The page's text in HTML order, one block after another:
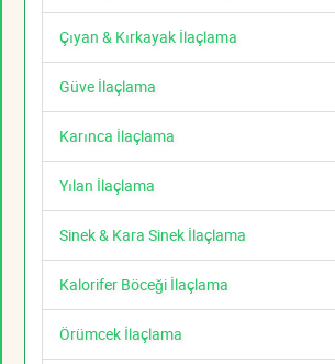
Çıyan & Kırkayak İlaçlama
Güve İlaçlama
Karınca İlaçlama
Yılan İlaçlama
Sinek & Kara Sinek İlaçlama
Kalorifer Böceği İlaçlama
Örümcek İlaçlama